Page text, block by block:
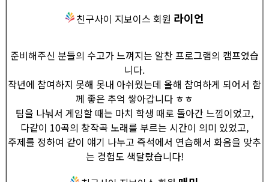
친구사이 지보이스 회원 라이언
준비해주신 분들의 수고가 느껴지는 알찬 프로그램의 캠프였습
니다.
작년에 참여하지 못해 못내 아쉬웠는데 올해 참여하게 되어서 함
께 좋은 추억 쌓아갑니다 ㅎㅎ
팀을 나눠서 게임할 때는 마치 학생 때로 돌아간 느낌이었고,
다같이 10곡의 창작곡 노래를 부르는 시간이 의미 있었고,
주제를 정하여 같이 얘기 나누고 즉석에서 연습해서 화음을 맞추
는 경험도 색달랐습니다!